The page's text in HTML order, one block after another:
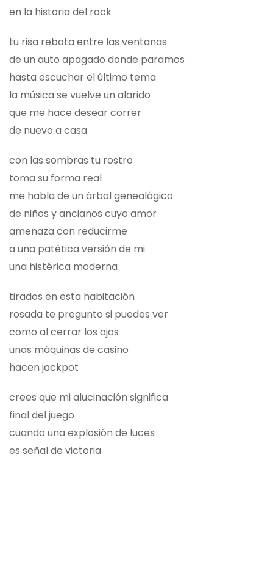
en la historia del rock
tu risa rebota entre las ventanas
de un auto apagado donde paramos
hasta escuchar el último tema
la música se vuelve un alarido
que me hace desear correr
de nuevo a casa
con las sombras tu rostro
toma su forma real
me habla de un árbol genealógico
de niños y ancianos cuyo amor
amenaza con reducirme
a una patética versión de mi
una histérica moderna
tirados en esta habitación
rosada te pregunto si puedes ver
como al cerrar los ojos
unas máquinas de casino
hacen jackpot
crees que mi alucinación significa
final del juego
cuando una explosión de luces
es señal de victoria